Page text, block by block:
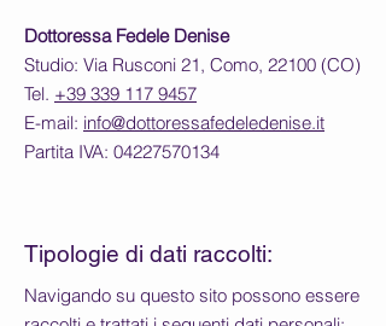
Dottoressa Fedele Denise
Studio: Via Rusconi 21, Como, 22100 (CO)
Tel. ‪ +39 339 117 9457
E-mail: info@dottoressafedeledenise.it
Partita IVA: 04227570134
Tipologie di dati raccolti:
Navigando su questo sito possono essere